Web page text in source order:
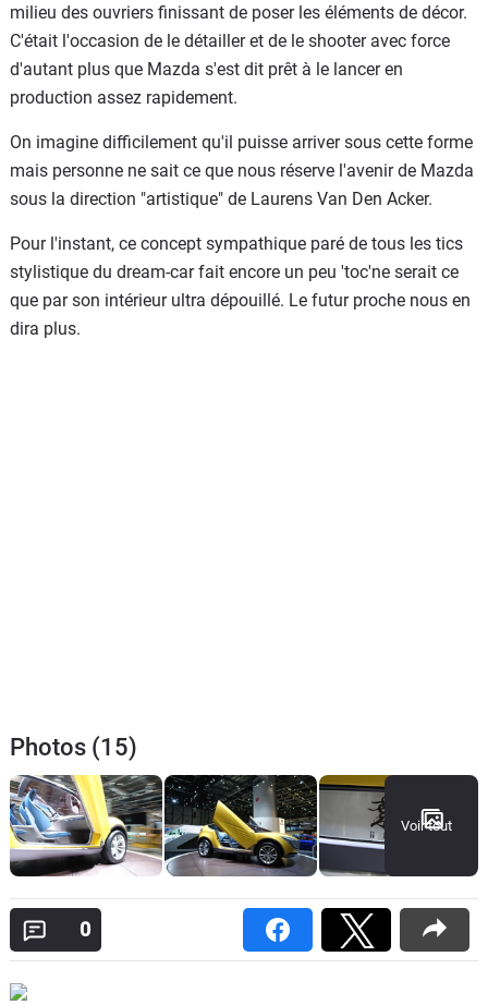
milieu des ouvriers finissant de poser les éléments de décor.
C'était l'occasion de le détailler et de le shooter avec force
d'autant plus que Mazda s'est dit prêt à le lancer en
production assez rapidement.
On imagine difficilement qu'il puisse arriver sous cette forme
mais personne ne sait ce que nous réserve l'avenir de Mazda
sous la direction "artistique" de Laurens Van Den Acker.
Pour l'instant, ce concept sympathique paré de tous les tics
stylistique du dream-car fait encore un peu 'toc'ne serait ce
que par son intérieur ultra dépouillé. Le futur proche nous en
dira plus.
Photos (15)
Voir tout
0